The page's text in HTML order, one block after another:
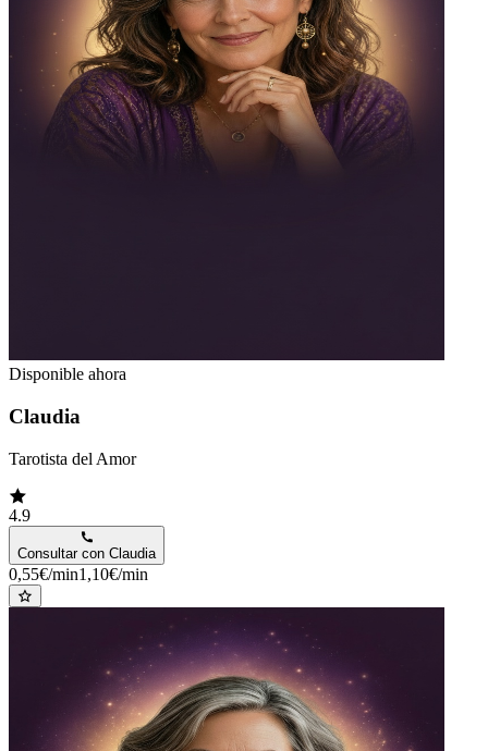
Disponible ahora
Claudia
Tarotista del Amor
4.9
Consultar con Claudia
0,55€/min1,10€/min